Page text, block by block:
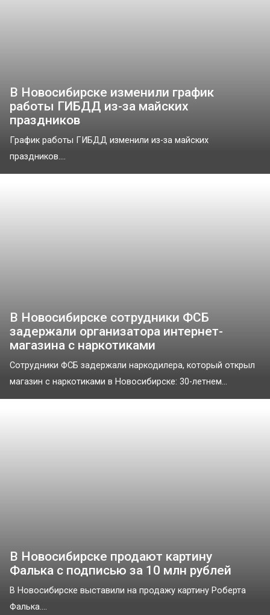
В Новосибирске изменили график
работы ГИБДД из-за майских
праздников
График работы ГИБДД изменили из-за майских
праздников....
В Новосибирске сотрудники ФСБ
задержали организатора интернет-
магазина с наркотиками
Сотрудники ФСБ задержали наркодилера, который открыл
магазин с наркотиками в Новосибирске: 30-летнем...
В Новосибирске продают картину
Фалька с подписью за 10 млн рублей
В Новосибирске выставили на продажу картину Роберта
Фалька....